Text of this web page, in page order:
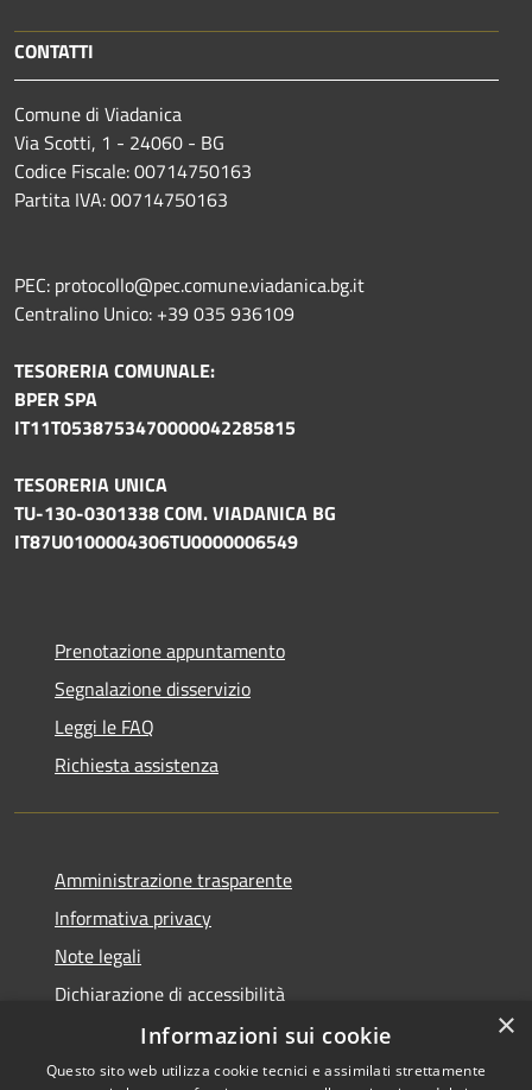
CONTATTI
Comune di Viadanica
Via Scotti, 1 - 24060 - BG
Codice Fiscale: 00714750163
Partita IVA: 00714750163
PEC: protocollo@pec.comune.viadanica.bg.it
Centralino Unico: +39 035 936109
TESORERIA COMUNALE:
BPER SPA
IT11T0538753470000042285815
TESORERIA UNICA
TU-130-0301338 COM. VIADANICA BG
IT87U0100004306TU0000006549
Prenotazione appuntamento
Segnalazione disservizio
Leggi le FAQ
Richiesta assistenza
Amministrazione trasparente
Informativa privacy
Note legali
Dichiarazione di accessibilità
×
Informazioni sui cookie
Questo sito web utilizza cookie tecnici e assimilati strettamente